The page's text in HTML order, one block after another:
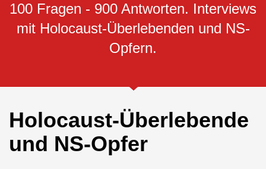
100 Fragen - 900 Antworten. Interviews
mit Holocaust-Überlebenden und NS-
Opfern.
Holocaust-Überlebende
und NS-Opfer